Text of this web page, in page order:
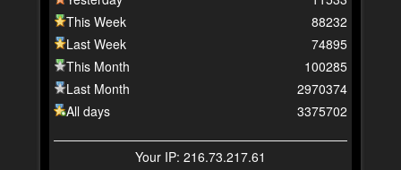
This Week
Last Week
This Month
Last Month
All days
88232
74895
100285
2970374
3375702
Your IP: 216.73.217.61